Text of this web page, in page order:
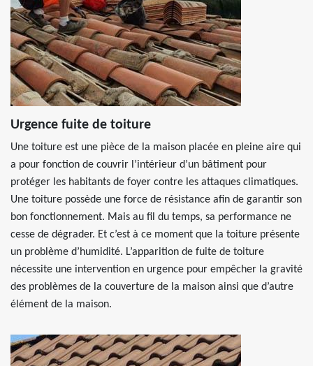
Urgence fuite de toiture
Une toiture est une pièce de la maison placée en pleine aire qui
a pour fonction de couvrir l’intérieur d’un bâtiment pour
protéger les habitants de foyer contre les attaques climatiques.
Une toiture possède une force de résistance afin de garantir son
bon fonctionnement. Mais au fil du temps, sa performance ne
cesse de dégrader. Et c’est à ce moment que la toiture présente
un problème d’humidité. L’apparition de fuite de toiture
nécessite une intervention en urgence pour empêcher la gravité
des problèmes de la couverture de la maison ainsi que d’autre
élément de la maison.